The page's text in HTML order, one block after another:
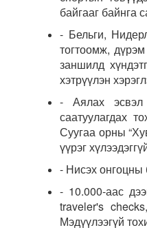
байгааг байнга
- Бельги,
тогтоомж,
заншилд
хэтрүүлэн
- Аялах эсвэл
саатуулагдах
Суугаа орны
үүрэг
- Нисэх онгоцны
- 10.000-аас
traveler's
Мэдүүлээгүй